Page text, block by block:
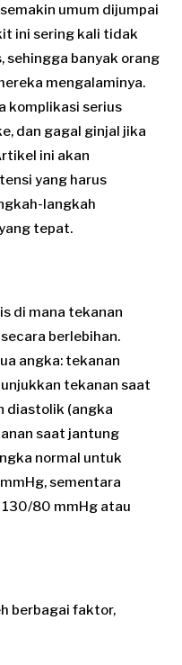
umum dijumpai
ini sering kali tidak
sehingga banyak orang
mengalaminya.
komplikasi serius
dan gagal ginjal jika
ini akan
yang harus
langkah
tepat.
di mana tekanan
berlebihan.
angka: tekanan
tekanan saat
diastolik (angka
saat jantung
normal untuk
sementara
80 mmHg atau
berbagai faktor,